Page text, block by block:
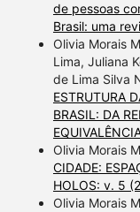
de pessoas
Brasil: uma
Olivia Morais
Lima, Juliana
de Lima Silva
ESTRUTURA
BRASIL: DA
Olivia Morais
CIDADE:
HOLOS: v. 5
Olivia Morais